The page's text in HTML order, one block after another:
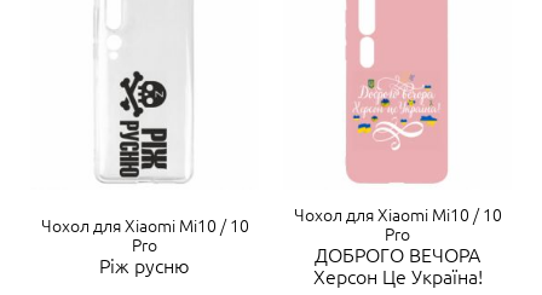
Чохол для Xiaomi Mi10 / 10
Pro
Ріж русню
Чохол для Xiaomi Mi10 / 10
Pro
ДОБРОГО ВЕЧОРА
Херсон Це Україна!